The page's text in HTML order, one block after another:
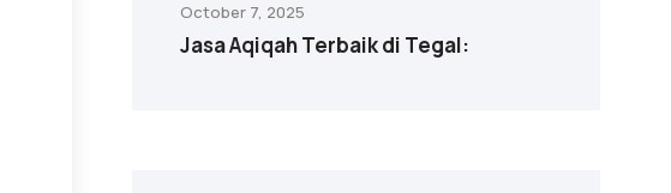
October 7, 2025
Jasa Aqiqah Terbaik di Tegal: